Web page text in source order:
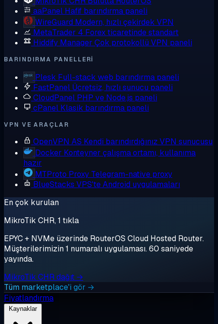
aaPanel Hafif barındırma paneli
WireGuard Modern, hızlı çekirdek VPN
MetaTrader 4 Forex ticaretinde standart
Hiddify Manager Çok protokollü VPN paneli
BARINDIRMA PANELLERI
Plesk Full-stack web barındırma paneli
FastPanel Ücretsiz, hızlı sunucu paneli
CloudPanel PHP ve Node.js paneli
cPanel Klasik barındırma paneli
VPN VE ARAÇLAR
OpenVPN AS Kendi barındırdığınız VPN sunucusu
Docker Konteyner çalışma ortamı, kullanıma
hazır
MTProto Proxy Telegram-native proxy
BlueStacks VPS'te Android uygulamaları
En çok kurulan
MikroTik CHR, 1 tıkla
EPYC + NVMe üzerinde RouterOS Cloud Hosted Router.
Müşterilerimizin 1 numaralı uygulaması. 60 saniyede
yayında.
MikroTik CHR dağıt →
Tüm marketplace'i gör →
Fiyatlandırma
Kaynaklar